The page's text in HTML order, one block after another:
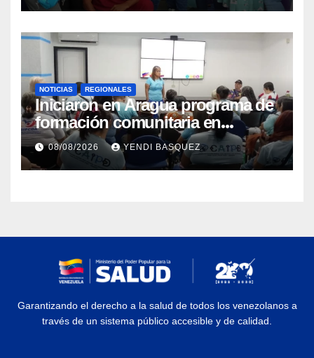
NOTICIAS REGIONALES
Iniciaron en Aragua programa de
formación comunitaria en
atención a personas con
discapacidad
08/08/2026 YENDI BASQUEZ
Garantizando el derecho a la salud de todos los venezolanos a
través de un sistema público accesible y de calidad.